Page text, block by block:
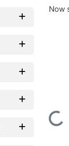
Now
Loading...